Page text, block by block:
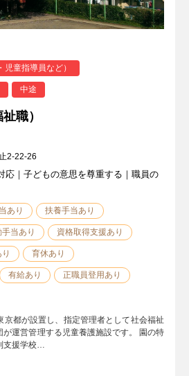
童指導員など）
中途
職）
2-22-26
応｜子どもの意思を尊重する｜職員の
あり 扶養手当あり
当あり 資格取得支援あり
育休あり
有給あり 正職員登用あり
京都が設置し、指定管理者として社会福祉
運営管理する児童養護施設です。 園の特
支援学校…